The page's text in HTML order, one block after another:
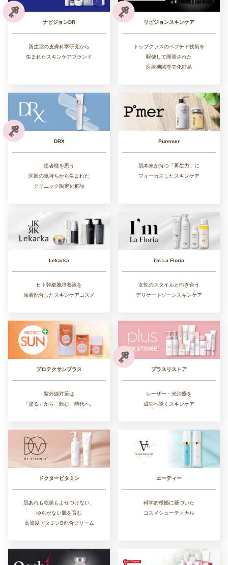
ナビジョンDR
資生堂の皮膚科学研究から
生まれたスキンケアブランド
リビジョンスキンケア
トップクラスのペプチド技術を
駆使して開発された
医療機関専売化粧品
DRX
患者様を思う
医師の気持ちから生まれた
クリニック限定化粧品
Puremer
肌本来が持つ「再生力」に
フォーカスしたスキンケア
Lekarka
ヒト幹細胞培養液を
原液配合したスキンケアコスメ
I'm La Floria
女性のスタイルと向き合う
デリケートゾーンスキンケア
プロテクサンプラス
紫外線対策は
「塗る」から「飲む」時代へ。
プラスリストア
レーザー・光治療を
成功へ導くスキンケア
ドクタービタミン
肌あれも乾燥もよせつけない、
ゆらがない肌を育む
高濃度ビタミンB配合クリーム
エーティー
科学的根拠に基づいた
コスメシューティカル